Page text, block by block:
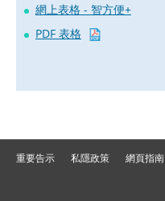
網上表格 - 智方便+
PDF 表格
重要告示 私隱政策 網頁指南